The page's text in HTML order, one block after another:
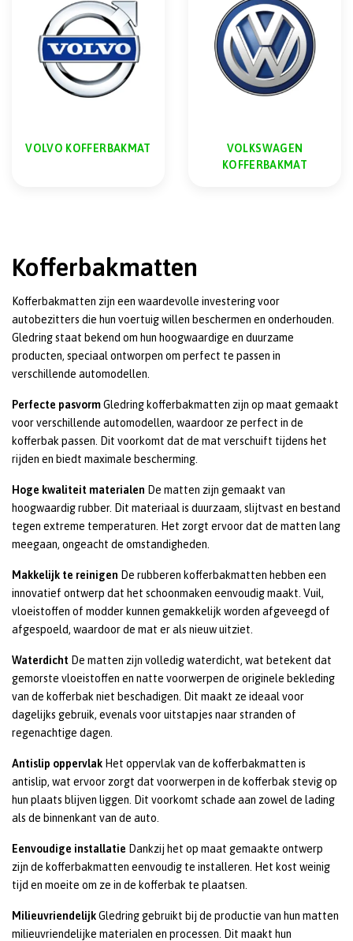
VOLVO KOFFERBAKMAT
VOLKSWAGEN
KOFFERBAKMAT
Kofferbakmatten
Kofferbakmatten zijn een waardevolle investering voor
autobezitters die hun voertuig willen beschermen en onderhouden.
Gledring staat bekend om hun hoogwaardige en duurzame
producten, speciaal ontworpen om perfect te passen in
verschillende automodellen.
Perfecte pasvormGledring kofferbakmatten zijn op maat gemaakt
voor verschillende automodellen, waardoor ze perfect in de
kofferbak passen. Dit voorkomt dat de mat verschuift tijdens het
rijden en biedt maximale bescherming.
Hoge kwaliteit materialen De matten zijn gemaakt van
hoogwaardig rubber. Dit materiaal is duurzaam, slijtvast en bestand
tegen extreme temperaturen. Het zorgt ervoor dat de matten lang
meegaan, ongeacht de omstandigheden.
Makkelijk te reinigen De rubberen kofferbakmatten hebben een
innovatief ontwerp dat het schoonmaken eenvoudig maakt. Vuil,
vloeistoffen of modder kunnen gemakkelijk worden afgeveegd of
afgespoeld, waardoor de mat er als nieuw uitziet.
Waterdicht De matten zijn volledig waterdicht, wat betekent dat
gemorste vloeistoffen en natte voorwerpen de originele bekleding
van de kofferbak niet beschadigen. Dit maakt ze ideaal voor
dagelijks gebruik, evenals voor uitstapjes naar stranden of
regenachtige dagen.
Antislip oppervlak Het oppervlak van de kofferbakmatten is
antislip, wat ervoor zorgt dat voorwerpen in de kofferbak stevig op
hun plaats blijven liggen. Dit voorkomt schade aan zowel de lading
als de binnenkant van de auto.
Eenvoudige installatie Dankzij het op maat gemaakte ontwerp
zijn de kofferbakmatten eenvoudig te installeren. Het kost weinig
tijd en moeite om ze in de kofferbak te plaatsen.
MilieuvriendelijkGledring gebruikt bij de productie van hun matten
milieuvriendelijke materialen en processen. Dit maakt hun